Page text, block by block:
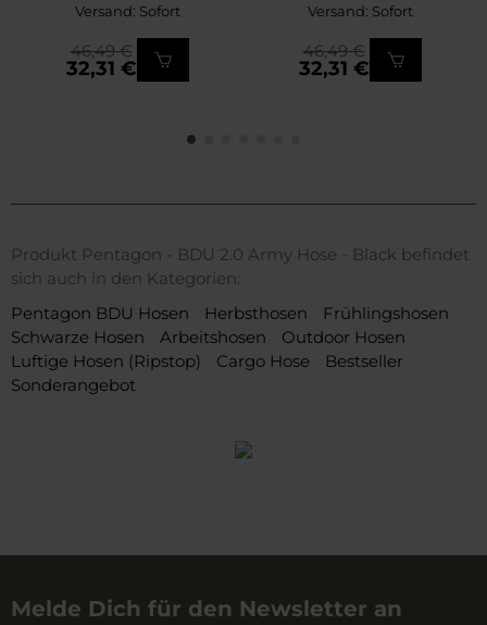
Versand: Sofort
32,31 €
46,49 €
Versand: Sofort
32,31 €
46,49 €
Produkt Pentagon - BDU 2.0 Army Hose - Black befindet
sich auch in den Kategorien:
Pentagon BDU Hosen
Herbsthosen
Frühlingshosen
Schwarze Hosen
Arbeitshosen
Outdoor Hosen
Luftige Hosen (Ripstop)
Cargo Hose
Bestseller
Sonderangebot
Melde Dich für den Newsletter an